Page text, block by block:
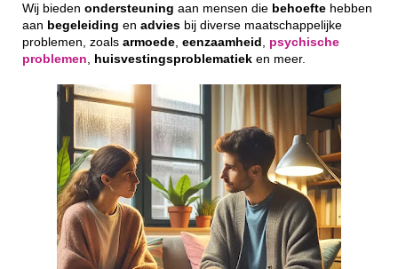
Wij bieden ondersteuning aan mensen die behoefte hebben
aan begeleiding en advies bij diverse maatschappelijke
problemen, zoals armoede eenzaamheid
psychische
problemen
huisvestingsproblematiek en meer.